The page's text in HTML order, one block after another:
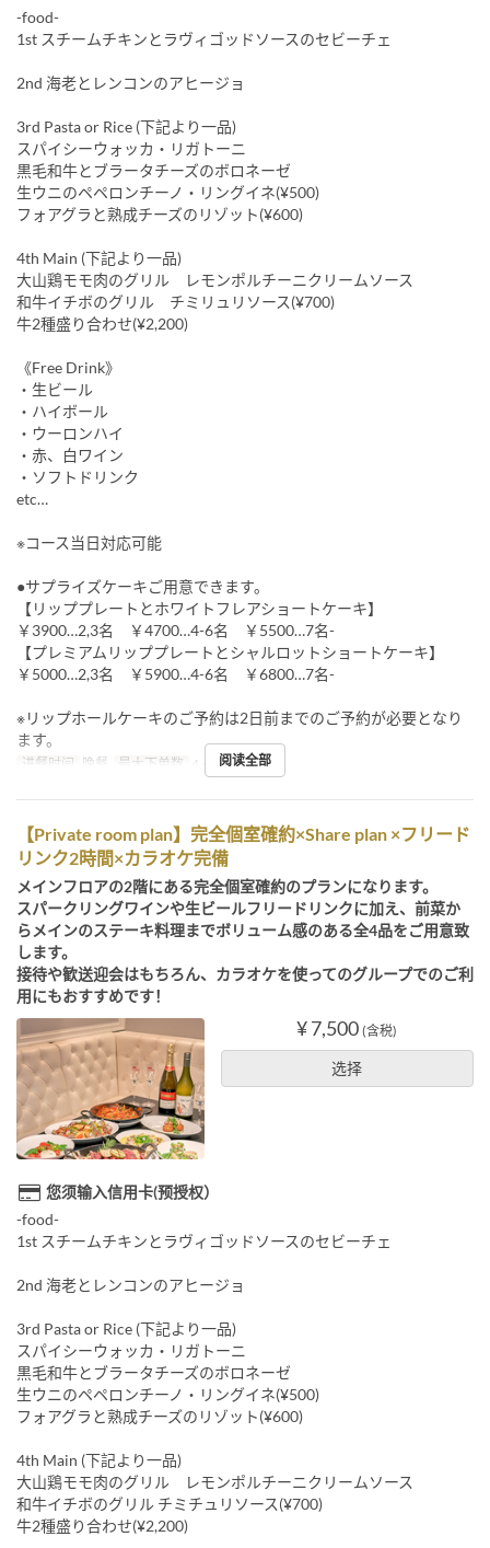
-food-
1st スチームチキンとラヴィゴッドソースのセビーチェ
2nd 海老とレンコンのアヒージョ
3rd Pasta or Rice (下記より一品)
スパイシーウォッカ・リガトーニ
黒毛和牛とブラータチーズのボロネーゼ
生ウニのペペロンチーノ・リングイネ(¥500)
フォアグラと熟成チーズのリゾット(¥600)
4th Main (下記より一品)
大山鶏モモ肉のグリル レモンポルチーニクリームソース
和牛イチボのグリル チミリュリソース(¥700)
牛2種盛り合わせ(¥2,200)
《Free Drink》
・生ビール
・ハイボール
・ウーロンハイ
・赤、白ワイン
・ソフトドリンク
etc…
※コース当日対応可能
●サプライズケーキご用意できます。
【リッププレートとホワイトフレアショートケーキ】
￥3900…2,3名 ￥4700…4-6名 ￥5500…7名-
【プレミアムリッププレートとシャルロットショートケーキ】
￥5000…2,3名 ￥5900…4-6名 ￥6800…7名-
※リップホールケーキのご予約は2日前までのご予約が必要となり
ます。
进餐时间 晚餐 最大下单数 4 ~ 6 阅读全部
【Private room plan】完全個室確約×Share plan ×フリード
リンク2時間×カラオケ完備
メインフロアの2階にある完全個室確約のプランになります。
スパークリングワインや生ビールフリードリンクに加え、前菜か
らメインのステーキ料理までボリューム感のある全4品をご用意致
します。
接待や歓送迎会はもちろん、カラオケを使ってのグループでのご利
用にもおすすめです！
¥ 7,500 (含税)
选择
您须输入信用卡(预授权）
-food-
1st スチームチキンとラヴィゴッドソースのセビーチェ
2nd 海老とレンコンのアヒージョ
3rd Pasta or Rice (下記より一品)
スパイシーウォッカ・リガトーニ
黒毛和牛とブラータチーズのボロネーゼ
生ウニのペペロンチーノ・リングイネ(¥500)
フォアグラと熟成チーズのリゾット(¥600)
4th Main (下記より一品)
大山鶏モモ肉のグリル レモンポルチーニクリームソース
和牛イチボのグリル チミチュリソース(¥700)
牛2種盛り合わせ(¥2,200)